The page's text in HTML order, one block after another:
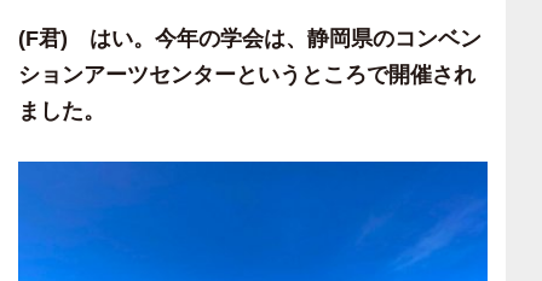
(F君) はい。今年の学会は、静岡県のコンベン
ションアーツセンターというところで開催され
ました。